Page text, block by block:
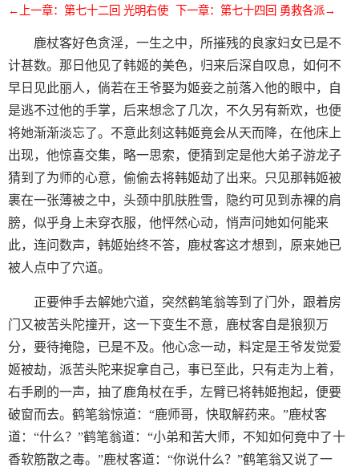
←上一章：第七十二回 光明右使 下一章：第七十四回 勇救各派→
鹿杖客好色贪淫，一生之中，所摧残的良家妇女已是不
计甚数。那日他见了韩姬的美色，归来后深自叹息，如何不
早日见此丽人，倘若在王爷娶为姬妾之前落入他的眼中，自
是逃不过他的手掌，后来想念了几次，不久另有新欢，也便
将她渐渐淡忘了。不意此刻这韩姬竟会从天而降，在他床上
出现，他惊喜交集，略一思索，便猜到定是他大弟子游龙子
猜到了为师的心意，偷偷去将韩姬劫了出来。只见那韩姬被
裹在一张薄被之中，头颈中肌肤胜雪，隐约可见到赤裸的肩
膀，似乎身上未穿衣服，他怦然心动，悄声问她如何能来
此，连问数声，韩姬始终不答，鹿杖客这才想到，原来她已
被人点中了穴道。
正要伸手去解她穴道，突然鹤笔翁等到了门外，跟着房
门又被苦头陀撞开，这一下变生不意，鹿杖客自是狼狈万
分，要待掩隐，已是不及。他心念一动，料定是王爷发觉爱
姬被劫，派苦头陀来捉拿自己，事已至此，只有走为上着，
右手刷的一声，抽了鹿角杖在手，左臂已将韩姬抱起，便要
破窗而去。鹤笔翁惊道：“鹿师哥，快取解药来。”鹿杖客
道：“什么？”鹤笔翁道：“小弟和苦大师，不知如何竟中了十
香软筋散之毒。”鹿杖客道：“你说什么？”鹤笔翁又说了一